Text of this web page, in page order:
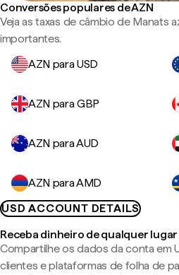
Conversões populares de AZN
Veja as taxas de câmbio de Manats
importantes.
AZN para USD
AZN para GBP
AZN para AUD
AZN para AMD
USD ACCOUNT DETAILS
Receba dinheiro de qualquer lugar
Compartilhe os dados da conta em
clientes e plataformas de folha de